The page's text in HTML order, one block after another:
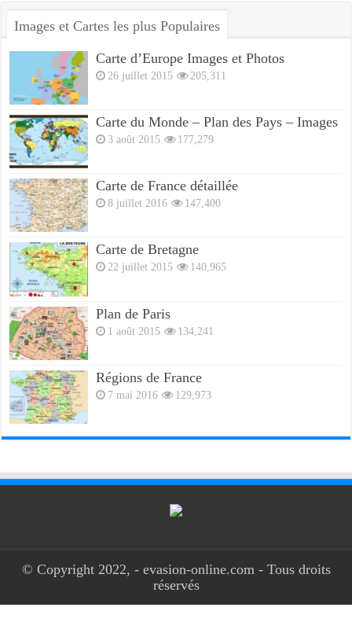
Images et Cartes les plus Populaires
Carte d’Europe Images et Photos
26 juillet 2015 205,311
Carte du Monde – Plan des Pays – Images
3 août 2015 177,279
Carte de France détaillée
8 juillet 2016 147,400
Carte de Bretagne
22 juillet 2015 140,965
Plan de Paris
1 août 2015 134,241
Régions de France
7 mai 2016 129,973
© Copyright 2022, - evasion-online.com - Tous droits
réservés